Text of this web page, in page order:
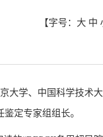
【字号： 大 中
大学、中国科学技术
鉴定专家组组长。